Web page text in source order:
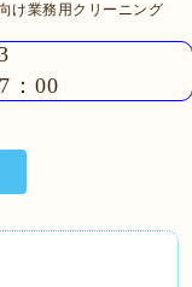
け業務用クリーニング
：00